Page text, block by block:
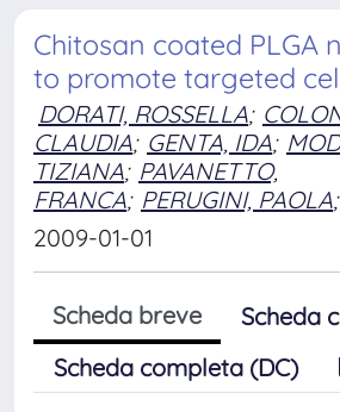
Chitosan coated PLGA
to promote targeted
DORATI, ROSSELLA;
CLAUDIA; GENTA, IDA;
TIZIANA; PAVANETTO,
FRANCA; PERUGINI, PAOLA;
2009-01-01
Scheda breve
Scheda
Scheda completa (DC)